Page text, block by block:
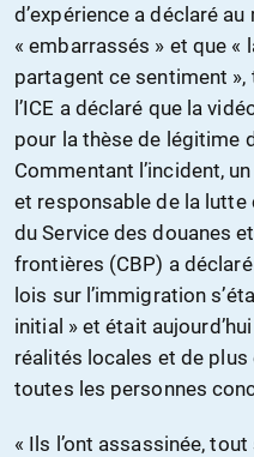
d’expérience a déclaré
« embarrassés » et que
partagent ce sentiment »,
l’ICE a déclaré que la
pour la thèse de légitime
Commentant l’incident,
et responsable de la
du Service des douanes
frontières (CBP) a
lois sur l’immigration
initial » et était
réalités locales et de
toutes les personnes
« Ils l’ont assassinée,